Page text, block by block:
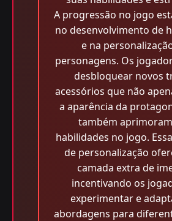
A progressão no jogo
no desenvolvimento de
e na
personagens. Os
desbloquear novos
acessórios que não
a aparência da
também
habilidades no jogo.
de personalização
camada extra de
incentivando os
experimentar e
abordagens para